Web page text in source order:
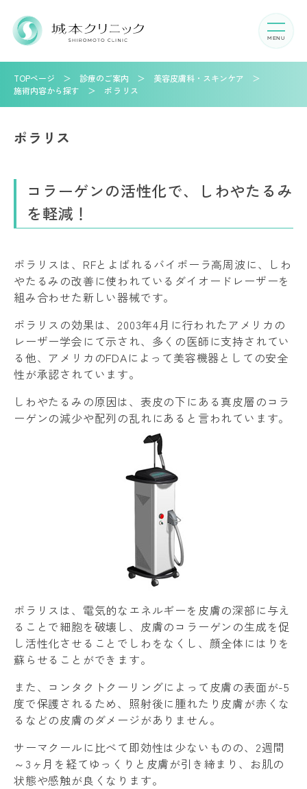
TOPページ 診療のご案内
美容皮膚科・スキンケア
施術内容から探す
ポラリス
ポラリス
コラーゲンの活性化で、しわやたるみ
を軽減！
ポラリスは、RFとよばれるバイポーラ高周波に、しわ
やたるみの改善に使われているダイオードレーザーを
組み合わせた新しい器械です。
ポラリスの効果は、2003年4月に行われたアメリカの
レーザー学会にて示され、多くの医師に支持されてい
る他、アメリカのFDAによって美容機器としての安全
性が承認されています。
しわやたるみの原因は、表皮の下にある真皮層のコラ
ーゲンの減少や配列の乱れにあると言われています。
ポラリスは、電気的なエネルギーを皮膚の深部に与え
ることで細胞を破壊し、皮膚のコラーゲンの生成を促
し活性化させることでしわをなくし、顔全体にはりを
蘇らせることができます。
また、コンタクトクーリングによって皮膚の表面が-5
度で保護されるため、照射後に腫れたり皮膚が赤くな
るなどの皮膚のダメージがありません。
サーマクールに比べて即効性は少ないものの、2週間
～3ヶ月を経てゆっくりと皮膚が引き締まり、お肌の
状態や感触が良くなります。